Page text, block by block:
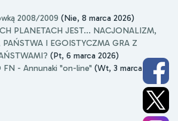
2008/2009 (Nie, 8 marca 2026)
PLANETACH JEST... NACJONALIZM,
PAŃSTWA I EGOISTYCZMA GRA Z
(Pt, 6 marca 2026)
FN - Annunaki "on-line" (Wt, 3 marca 2026)